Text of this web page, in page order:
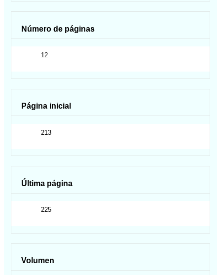
Número de páginas
12
Página inicial
213
Última página
225
Volumen